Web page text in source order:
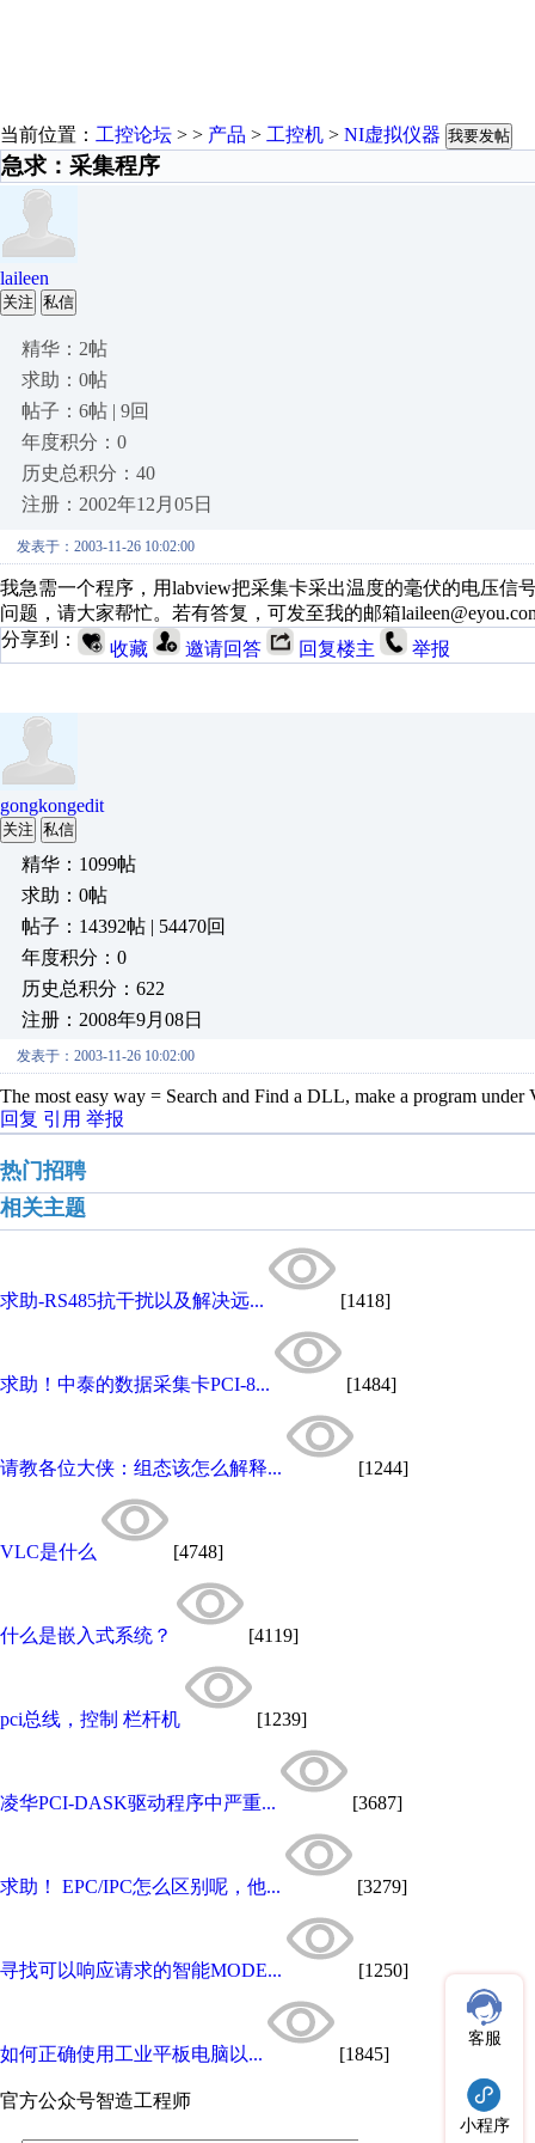
当前位置： 工控论坛 > > 产品 > 工控机 > NI虚拟仪器 我要发帖
急求：采集程序
laileen
关注 私信
精华：2帖
求助：0帖
帖子：6帖 | 9回
年度积分：0
历史总积分：40
注册：2002年12月05日
发表于：2003-11-26 10:02:00
我急需一个程序，用labview把采集卡采出温度的毫伏的电压
问题，请大家帮忙。若有答复，可发至我的邮箱
分享到：
收藏 邀请回答 回复楼主 举报
gongkongedit
关注 私信
精华：1099帖
求助：0帖
帖子：14392帖 | 54470回
年度积分：0
历史总积分：622
注册：2008年9月08日
发表于：2003-11-26 10:02:00
The most easy way = Search and Find a DLL, make a program under
回复 引用 举报
热门招聘
相关主题
求助-RS485抗干扰以及解决远... [1418]
求助！中泰的数据采集卡PCI-8... [1484]
请教各位大侠：组态该怎么解释... [1244]
VLC是什么 [4748]
什么是嵌入式系统？ [4119]
pci总线，控制 栏杆机 [1239]
凌华PCI-DASK驱动程序中严重... [3687]
求助！ EPC/IPC怎么区别呢，他... [3279]
寻找可以响应请求的智能MODE... [1250]
如何正确使用工业平板电脑以... [1845]
官方公众号智造工程师
客服
小程序